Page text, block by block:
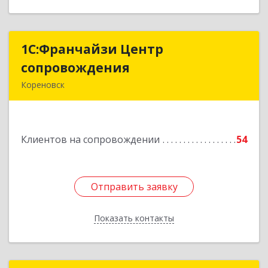
1С:Франчайзи Центр
сопровождения
Кореновск
Клиентов на сопровождении 54
Отправить заявку
Показать контакты
1С:Франчайзи Центр
Отправить заявку
Назад